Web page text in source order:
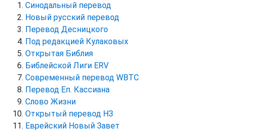
Синодальный перевод
Новый русский перевод
Перевод Десницкого
Под редакцией Кулаковых
Открытая Библия
Библейской Лиги ERV
Cовременный перевод WBTC
Перевод Еп. Кассиана
Слово Жизни
Открытый перевод НЗ
Еврейский Новый Завет